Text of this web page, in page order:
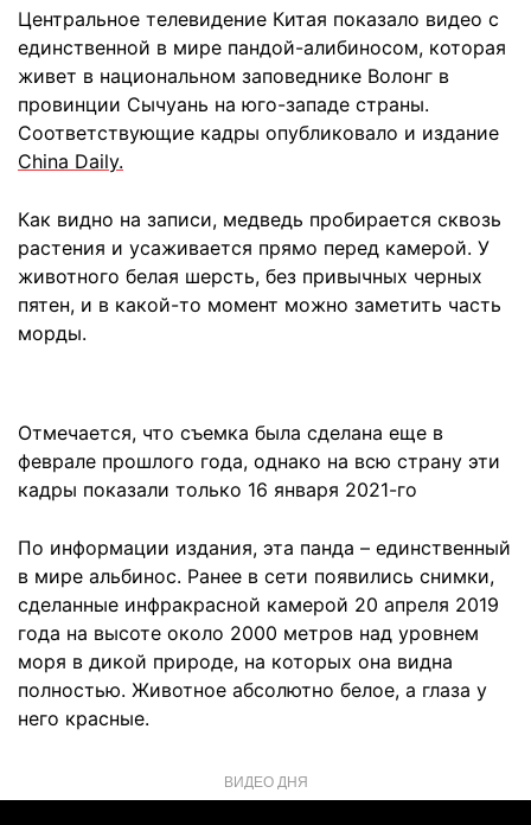
Центральное телевидение Китая показало видео с
единственной в мире пандой-алибиносом, которая
живет в национальном заповеднике Волонг в
провинции Сычуань на юго-западе страны.
Соответствующие кадры опубликовало и издание
China Daily.
Как видно на записи, медведь пробирается сквозь
растения и усаживается прямо перед камерой. У
животного белая шерсть, без привычных черных
пятен, и в какой-то момент можно заметить часть
морды.
Отмечается, что съемка была сделана еще в
феврале прошлого года, однако на всю страну эти
кадры показали только 16 января 2021-го
По информации издания, эта панда – единственный
в мире альбинос. Ранее в сети появились снимки,
сделанные инфракрасной камерой 20 апреля 2019
года на высоте около 2000 метров над уровнем
моря в дикой природе, на которых она видна
полностью. Животное абсолютно белое, а глаза у
него красные.
ВИДЕО ДНЯ